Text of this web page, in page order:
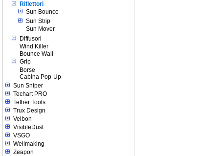
Riflettori
Sun Bounce
Sun Strip
Sun Mover
Diffusori
Wind Killer
Bounce Wall
Grip
Borse
Cabina Pop-Up
Sun Sniper
Techart PRO
Tether Tools
Trux Design
Velbon
VisibleDust
VSGO
Wellmaking
Zeapon